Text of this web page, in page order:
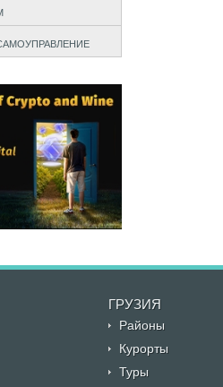
ГРУЗИЯ
Районы
Курорты
Туры